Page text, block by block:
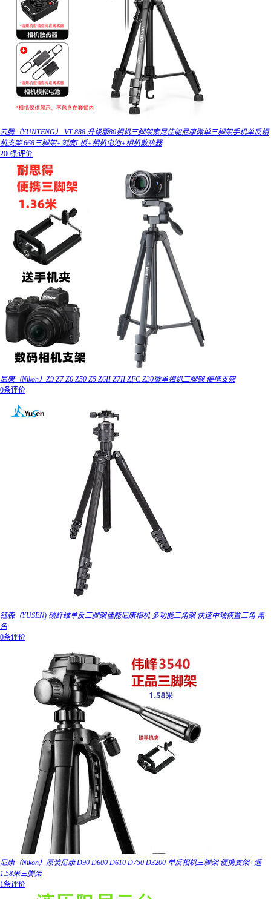
云腾（YUNTENG） VT-888 升级版80相机三脚架索尼佳能尼康微单三脚架手机单反相
机支架 668三脚架+刻度L板+相机电池+相机散热器
200条评价
尼康（Nikon）Z9 Z7 Z6 Z50 Z5 Z6II Z7II ZFC Z30微单相机三脚架 便携支架
0条评价
钰森（YUSEN) 碳纤维单反三脚架佳能尼康相机 多功能三角架 快速中轴横置三角 黑
色
0条评价
尼康（Nikon）原装尼康 D90 D600 D610 D750 D3200 单反相机三脚架 便携支架+遥
1.58米三脚架
1条评价